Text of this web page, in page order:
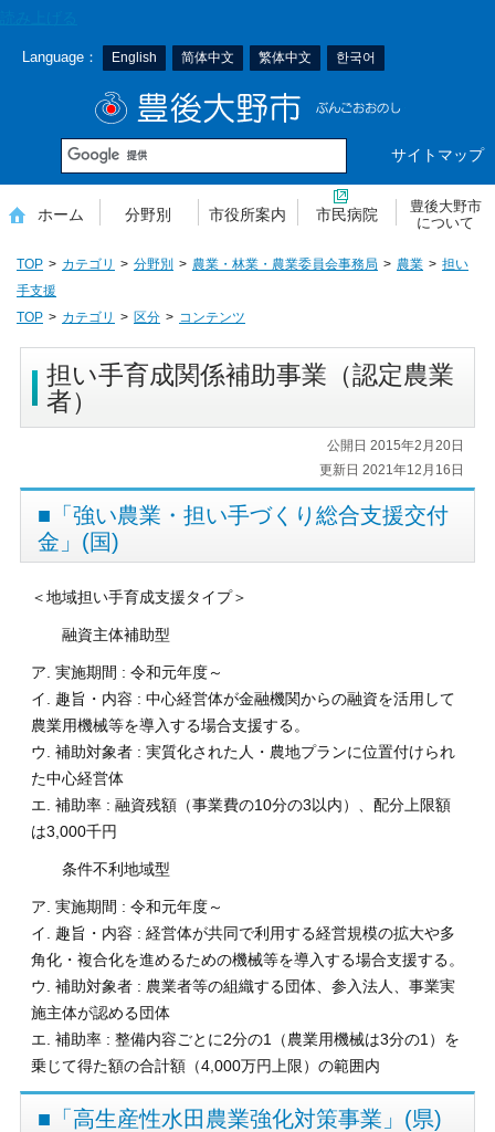
Language： English 简体中文 繁体中文 한국어
サイトマップ
ホーム 分野別 市役所案内 市民病院
豊後大野市
について
TOP カテゴリ 分野別 農業・林業・農業委員会事務局 農業
担い
手支援
TOP
カテゴリ 区分 コンテンツ
担い手育成関係補助事業（認定農業
者）
公開日 2015年2月20日
更新日 2021年12月16日
■「強い農業・担い手づくり総合支援交付
金」(国)
＜地域担い手育成支援タイプ＞
融資主体補助型
ア. 実施期間 : 令和元年度～
イ. 趣旨・内容 : 中心経営体が金融機関からの融資を活用して
農業用機械等を導入する場合支援する。
ウ. 補助対象者 : 実質化された人・農地プランに位置付けられ
た中心経営体
エ. 補助率 : 融資残額（事業費の10分の3以内）、配分上限額
は3,000千円
条件不利地域型
ア. 実施期間 : 令和元年度～
イ. 趣旨・内容 : 経営体が共同で利用する経営規模の拡大や多
角化・複合化を進めるための機械等を導入する場合支援する。
ウ. 補助対象者 : 農業者等の組織する団体、参入法人、事業実
施主体が認める団体
エ. 補助率 : 整備内容ごとに2分の1（農業用機械は3分の1）を
乗じて得た額の合計額（4,000万円上限）の範囲内
■「高生産性水田農業強化対策事業」(県)